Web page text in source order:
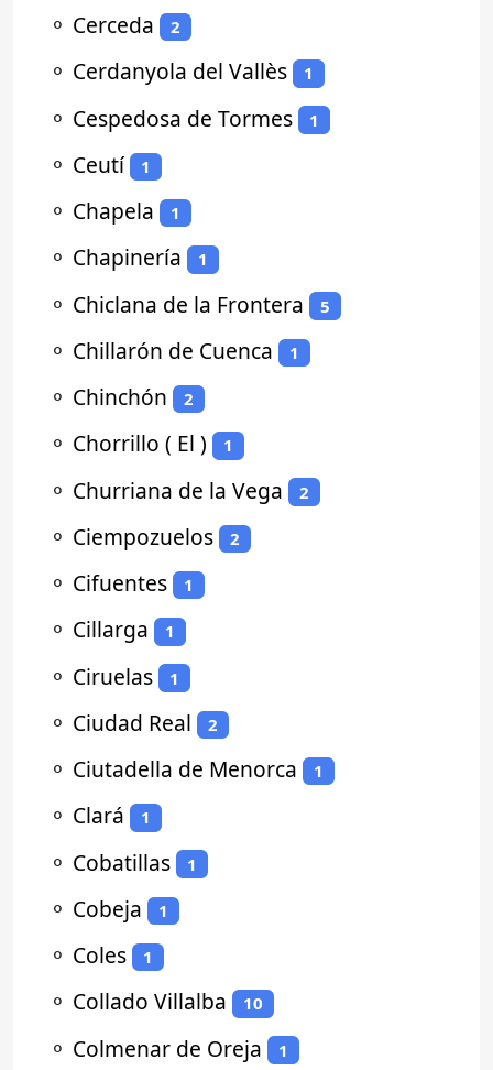
⚬ Cerceda 2
⚬ Cerdanyola del Vallès 1
⚬ Cespedosa de Tormes 1
⚬ Ceutí 1
⚬ Chapela 1
⚬ Chapinería 1
⚬ Chiclana de la Frontera 5
⚬ Chillarón de Cuenca 1
⚬ Chinchón 2
⚬ Chorrillo ( El ) 1
⚬ Churriana de la Vega 2
⚬ Ciempozuelos 2
⚬ Cifuentes 1
⚬ Cillarga 1
⚬ Ciruelas 1
⚬ Ciudad Real 2
⚬ Ciutadella de Menorca 1
⚬ Clará 1
⚬ Cobatillas 1
⚬ Cobeja 1
⚬ Coles 1
⚬ Collado Villalba 10
⚬ Colmenar de Oreja 1